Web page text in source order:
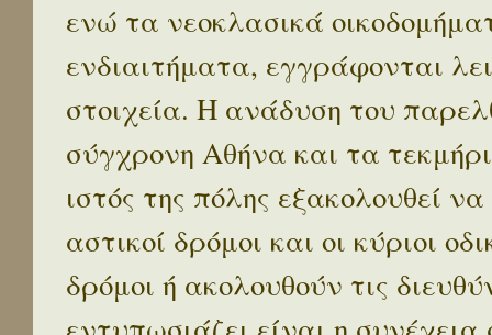
ενώ τα νεοκλασικά
ενδιαιτήματα, εγγράφονται
στοιχεία. Η ανάδυση του
σύγχρονη Αθήνα και τα
ιστός της πόλης εξακολουθεί
αστικοί δρόμοι και οι κύριοι
δρόμοι ή ακολουθούν τις